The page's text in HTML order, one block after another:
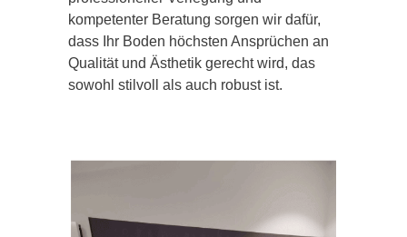
kompetenter Beratung sorgen wir dafür,
dass Ihr Boden höchsten Ansprüchen an
Qualität und Ästhetik gerecht wird, das
sowohl stilvoll als auch robust ist.